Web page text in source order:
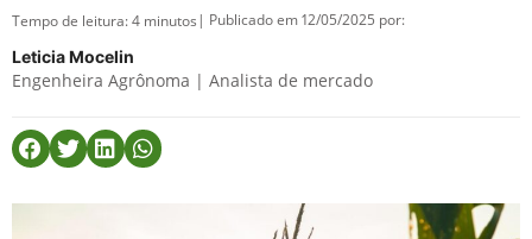
Tempo de leitura:4 minutos | Publicado em 12/05/2025 por:
Leticia Mocelin
Engenheira Agrônoma | Analista de mercado